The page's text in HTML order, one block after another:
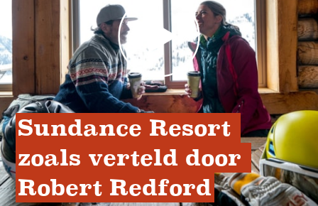
Sundance Resort
zoals verteld door
Robert Redford